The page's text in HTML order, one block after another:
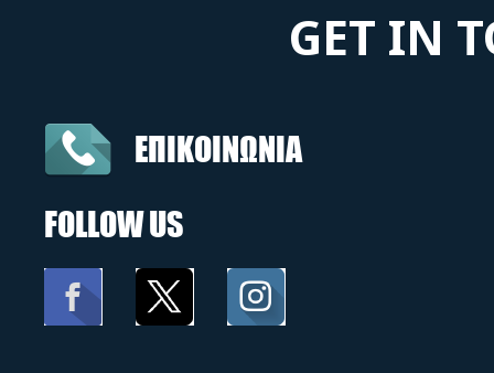
GET IN
ΕΠΙΚΟΙΝΩΝΙΑ
FOLLOW US